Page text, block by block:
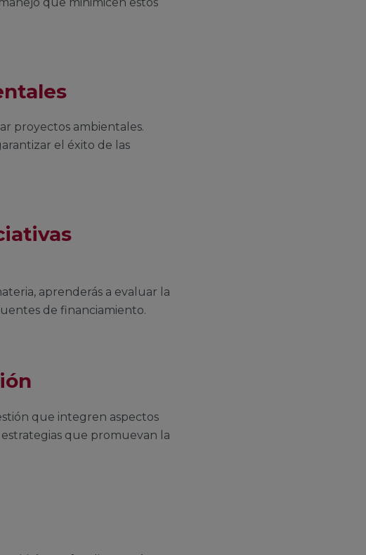
proyectos ambientales.
el éxito de las
aprenderás a evaluar la
de financiamiento.
que integren aspectos
estrategias que promuevan la